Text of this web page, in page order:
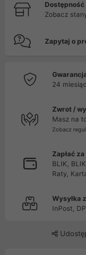
Zobacz
Zapytaj o
24
Zwrot /
Masz na
Zobacz
Zapłać
BLIK,
Raty,
Wysyłka
InPost,